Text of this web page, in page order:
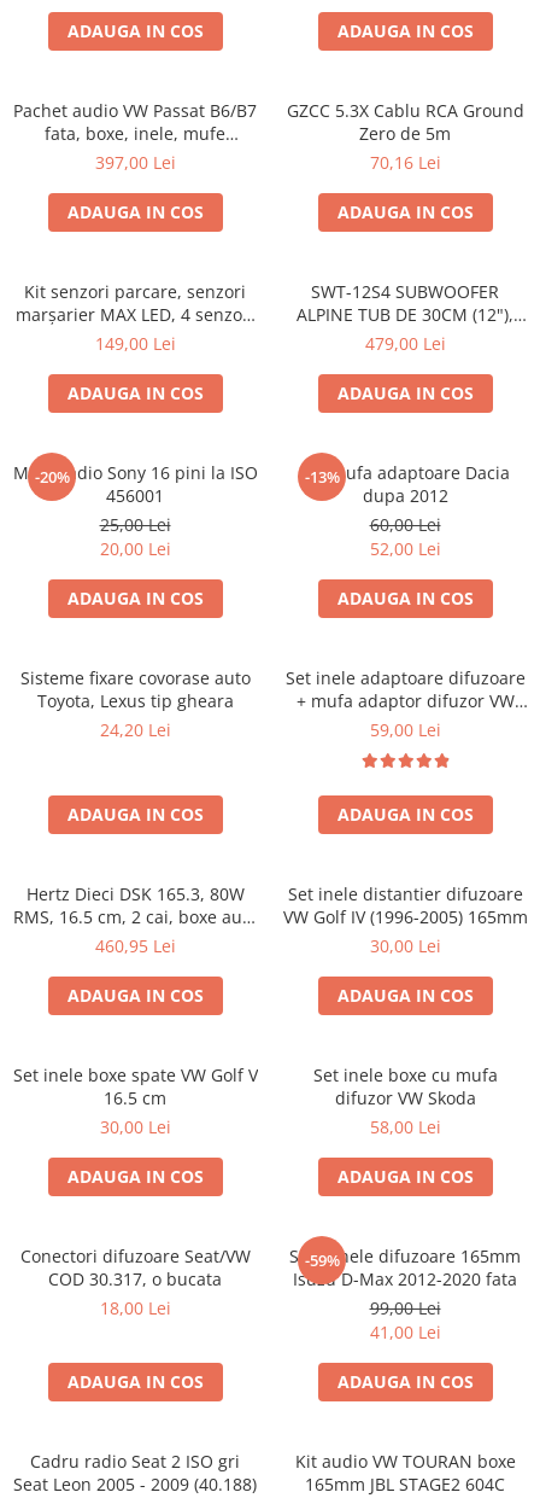
ADAUGA IN COS ADAUGA IN COS
Pachet audio VW Passat B6/B7
fata, boxe, inele, mufe
adaptoare JBL STAGE2 604C
397,00 Lei
ADAUGA IN COS
GZCC 5.3X Cablu RCA Ground
Zero de 5m
70,16 Lei
ADAUGA IN COS
Kit senzori parcare, senzori
marșarier MAX LED, 4 senzori
negri -02287
149,00 Lei
ADAUGA IN COS
SWT-12S4 SUBWOOFER
ALPINE TUB DE 30CM (12"),
1000W
479,00 Lei
ADAUGA IN COS
-20%
Mufa radio Sony 16 pini la ISO
456001
25,00 Lei
20,00 Lei
ADAUGA IN COS
-13%
Set mufa adaptoare Dacia
dupa 2012
60,00 Lei
52,00 Lei
ADAUGA IN COS
Sisteme fixare covorase auto
Toyota, Lexus tip gheara
24,20 Lei
ADAUGA IN COS
Set inele adaptoare difuzoare
+ mufa adaptor difuzor VW
Golf IV
59,00 Lei
ADAUGA IN COS
Hertz Dieci DSK 165.3, 80W
RMS, 16.5 cm, 2 cai, boxe auto
sisteme
460,95 Lei
ADAUGA IN COS
Set inele distantier difuzoare
VW Golf IV (1996-2005) 165mm
30,00 Lei
ADAUGA IN COS
Set inele boxe spate VW Golf V
16.5 cm
30,00 Lei
ADAUGA IN COS
Set inele boxe cu mufa
difuzor VW Skoda
58,00 Lei
ADAUGA IN COS
Conectori difuzoare Seat/VW
COD 30.317, o bucata
18,00 Lei
ADAUGA IN COS
-59%
Set 2 inele difuzoare 165mm
Isuzu D-Max 2012-2020 fata
99,00 Lei
41,00 Lei
ADAUGA IN COS
Cadru radio Seat 2 ISO gri
Seat Leon 2005 - 2009 (40.188)
Kit audio VW TOURAN boxe
165mm JBL STAGE2 604C